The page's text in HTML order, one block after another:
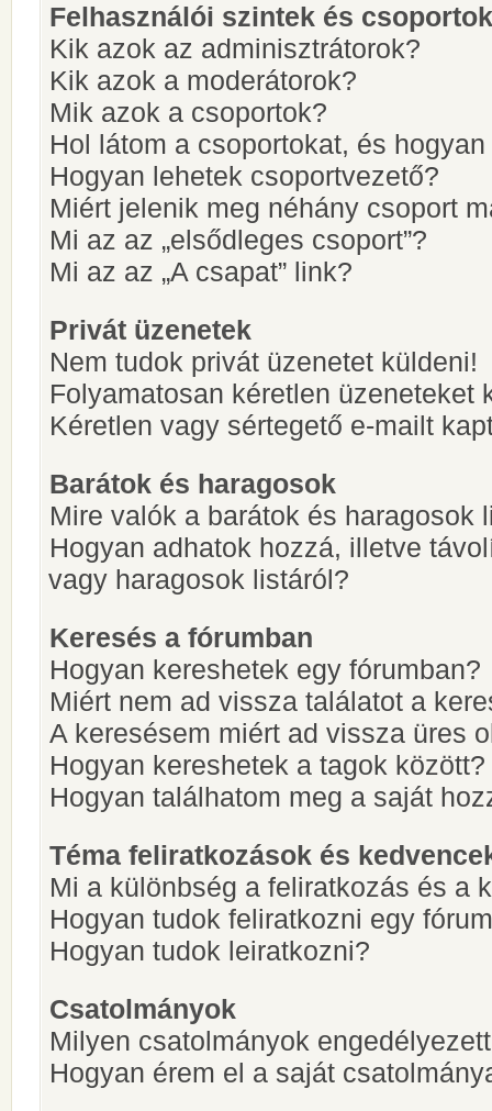
Felhasználói szintek és csoportok
Kik azok az adminisztrátorok?
Kik azok a moderátorok?
Mik azok a csoportok?
Hol látom a csoportokat, és
Hogyan lehetek csoportvezető?
Miért jelenik meg néhány csoport
Mi az az „elsődleges csoport”?
Mi az az „A csapat” link?
Privát üzenetek
Nem tudok privát üzenetet küldeni!
Folyamatosan kéretlen üzeneteket
Kéretlen vagy sértegető e-mailt
Barátok és haragosok
Mire valók a barátok és haragosok
Hogyan adhatok hozzá, illetve
vagy haragosok listáról?
Keresés a fórumban
Hogyan kereshetek egy fórumban?
Miért nem ad vissza találatot a
A keresésem miért ad vissza üres
Hogyan kereshetek a tagok között?
Hogyan találhatom meg a saját
Téma feliratkozások és
Mi a különbség a feliratkozás és a
Hogyan tudok feliratkozni egy
Hogyan tudok leiratkozni?
Csatolmányok
Milyen csatolmányok
Hogyan érem el a saját